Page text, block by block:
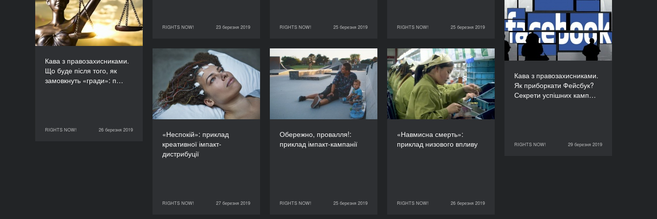
RIGHTS NOW! 23 березня 2019
RIGHTS NOW!
23 березня 2019 RIGHTS NOW! 25 березня 2019
RIGHTS NOW!
25 березня 2019 RIGHTS NOW! 25 березня 2019
RIGHTS NOW!
25 березня 2019
Кава з правозахисниками.
Що буде після того, як
замовкнуть «гради»: п…
RIGHTS NOW! 26 березня 2019
буде після того, як
замовкнуть «гради»:
подолання наслідків
збройного конфлікту на
сході України?
ТРИВАЛІСТЬ
RIGHTS NOW!
26 березня 2019
Кава з правозахисниками.
Як приборкати Фейсбук?
Секрети успішних камп…
RIGHTS NOW! 29 березня 2019
Кава з
правозахисниками. Як
приборкати Фейсбук?
Секрети успішних
кампаній в соцмережах
ТРИВАЛІСТЬ
RIGHTS NOW!
29 березня 2019
«Неспокій»: приклад
креативної імпакт-
дистрибуції
RIGHTS NOW! 27 березня 2019
«Неспокій»: приклад
креативної імпакт-
дистрибуції
ТРИВАЛІСТЬ
90’
RIGHTS NOW!
27 березня 2019
Обережно, провалля!:
приклад імпакт-кампанії
RIGHTS NOW! 25 березня 2019
Обережно, провалля!:
приклад імпакт-кампанії
ТРИВАЛІСТЬ
90’
RIGHTS NOW!
25 березня 2019
«Навмисна смерть»:
приклад низового впливу
RIGHTS NOW! 26 березня 2019
«Навмисна смерть»:
приклад низового
впливу
ТРИВАЛІСТЬ
90’
RIGHTS NOW!
26 березня 2019